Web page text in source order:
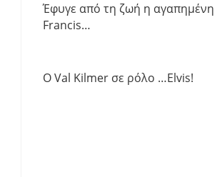
Έφυγε από τη ζωή η αγαπημένη
Francis…
Ο Val Kilmer σε ρόλο …Elvis!